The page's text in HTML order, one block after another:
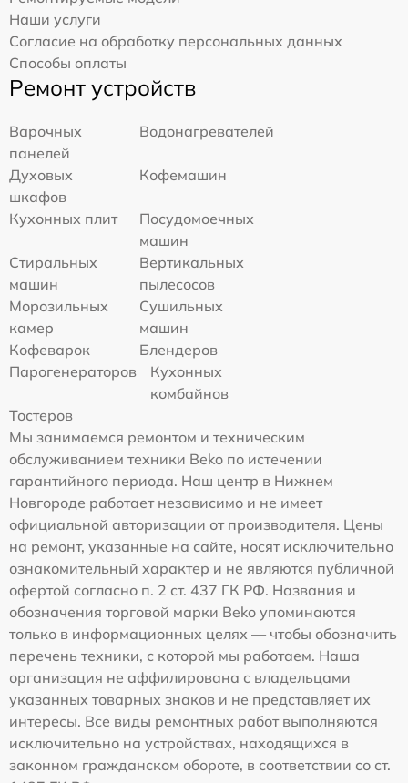
Наши услуги
Согласие на обработку персональных данных
Способы оплаты
Ремонт устройств
Варочных
панелей
Водонагревателей
Духовых
шкафов
Кофемашин
Кухонных плит
Посудомоечных
машин
Стиральных
машин
Вертикальных
пылесосов
Морозильных
камер
Сушильных
машин
Кофеварок
Блендеров
Парогенераторов
Кухонных
комбайнов
Тостеров
Мы занимаемся ремонтом и техническим
обслуживанием техники Beko по истечении
гарантийного периода. Наш центр в Нижнем
Новгороде работает независимо и не имеет
официальной авторизации от производителя. Цены
на ремонт, указанные на сайте, носят исключительно
ознакомительный характер и не являются публичной
офертой согласно п. 2 ст. 437 ГК РФ. Названия и
обозначения торговой марки Beko упоминаются
только в информационных целях — чтобы обозначить
перечень техники, с которой мы работаем. Наша
организация не аффилирована с владельцами
указанных товарных знаков и не представляет их
интересы. Все виды ремонтных работ выполняются
исключительно на устройствах, находящихся в
законном гражданском обороте, в соответствии со ст.